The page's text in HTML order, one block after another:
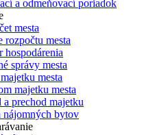
a odmeňovací poriadok
mesta
rozpočtu mesta
hospodárenia
správy mesta
mesta
majetku mesta
a prechod majetku
nájomných bytov